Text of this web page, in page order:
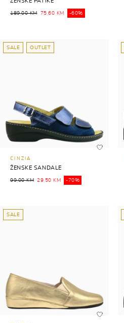
189,00 KM 75,60 KM -60%
SALE OUTLET
CINZIA
ŽENSKE SANDALE
99,00 KM 29,50 KM -70%
SALE